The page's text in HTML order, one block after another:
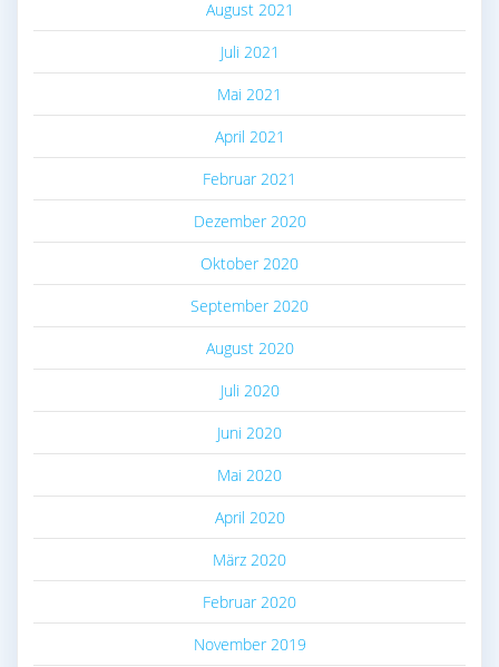
August 2021
Juli 2021
Mai 2021
April 2021
Februar 2021
Dezember 2020
Oktober 2020
September 2020
August 2020
Juli 2020
Juni 2020
Mai 2020
April 2020
März 2020
Februar 2020
November 2019